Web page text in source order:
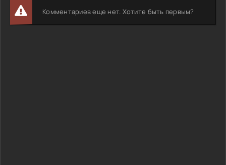
Комментариев еще нет. Хотите быть первым?